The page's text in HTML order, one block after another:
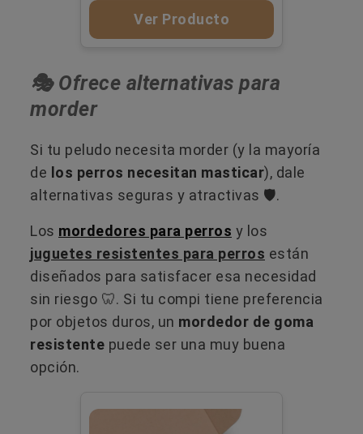
Ver Producto
🎭 Ofrece alternativas para
morder
Si tu peludo necesita morder (y la mayoría
de los perros necesitan masticar), dale
alternativas seguras y atractivas 🛡️.
Los mordedores para perros y los
juguetes resistentes para perros están
diseñados para satisfacer esa necesidad
sin riesgo 🦷. Si tu compi tiene preferencia
por objetos duros, un mordedor de goma
resistente puede ser una muy buena
opción.